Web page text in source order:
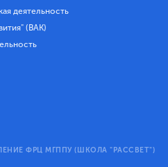
деятельность
(ВАК)
ФРЦ МГППУ (ШКОЛА "РАССВЕТ")